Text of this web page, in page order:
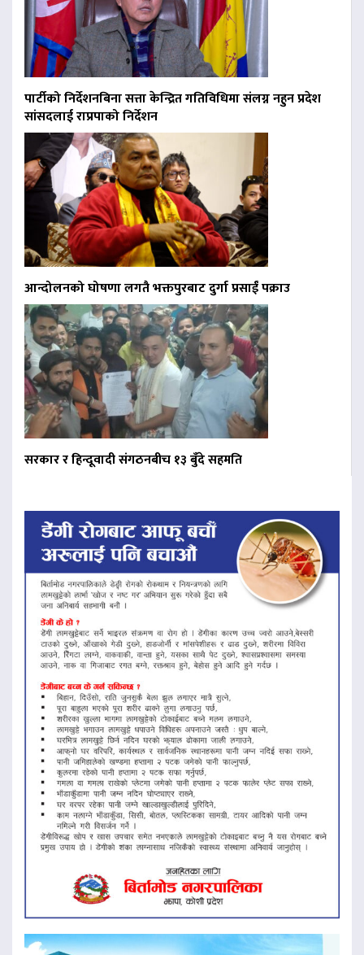
पार्टीको निर्देशनबिना सत्ता केन्द्रित गतिविधिमा संलग्न नहुन प्रदेश
सांसदलाई राप्रपाको निर्देशन
आन्दोलनको घोषणा लगतै भक्तपुरबाट दुर्गा प्रसाईं पक्राउ
सरकार र हिन्दूवादी संगठनबीच १३ बुँदे सहमति